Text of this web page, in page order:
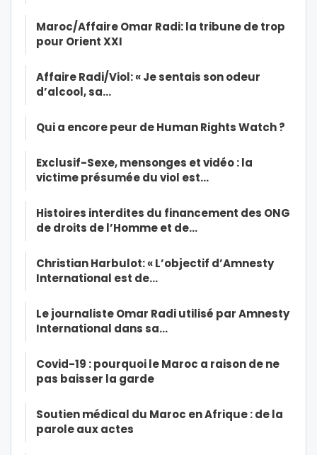
Maroc/Affaire Omar Radi: la tribune de trop
pour Orient XXI
Affaire Radi/Viol: « Je sentais son odeur
d’alcool, sa…
Qui a encore peur de Human Rights Watch ?
Exclusif-Sexe, mensonges et vidéo : la
victime présumée du viol est…
Histoires interdites du financement des ONG
de droits de l’Homme et de…
Christian Harbulot: « L’objectif d’Amnesty
International est de…
Le journaliste Omar Radi utilisé par Amnesty
International dans sa…
Covid-19 : pourquoi le Maroc a raison de ne
pas baisser la garde
Soutien médical du Maroc en Afrique : de la
parole aux actes